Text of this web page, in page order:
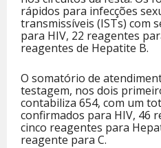
rápidos para infecções
transmissíveis (ISTs) com
para HIV, 22 reagentes
reagentes de Hepatite B.
O somatório de
testagem, nos dois
contabiliza 654, com um
confirmados para HIV, 46
cinco reagentes para
reagente para C.